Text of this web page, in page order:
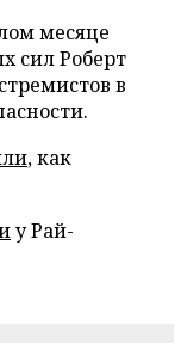
месяце
сил Роберт
в
, как
у Рай-